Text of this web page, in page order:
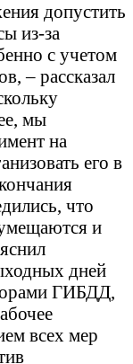
допустить
из-за
с учетом
– рассказал
мы
на
его в
что
и
дней
ГИБДД,
всех мер